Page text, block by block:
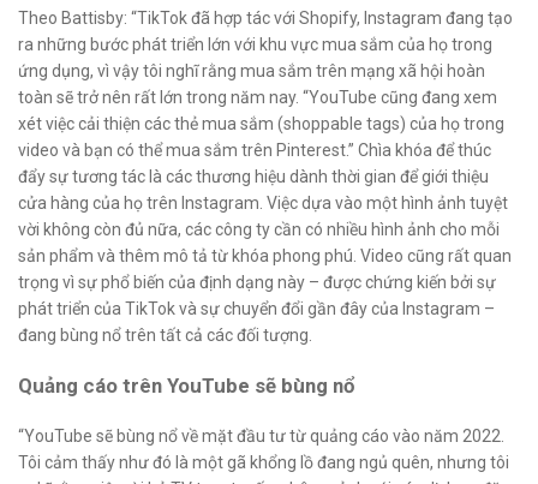
Theo Battisby: “TikTok đã hợp tác với Shopify, Instagram đang tạo
ra những bước phát triển lớn với khu vực mua sắm của họ trong
ứng dụng, vì vậy tôi nghĩ rằng mua sắm trên mạng xã hội hoàn
toàn sẽ trở nên rất lớn trong năm nay. “YouTube cũng đang xem
xét việc cải thiện các thẻ mua sắm (shoppable tags) của họ trong
video và bạn có thể mua sắm trên Pinterest.” Chìa khóa để thúc
đẩy sự tương tác là các thương hiệu dành thời gian để giới thiệu
cửa hàng của họ trên Instagram. Việc dựa vào một hình ảnh tuyệt
vời không còn đủ nữa, các công ty cần có nhiều hình ảnh cho mỗi
sản phẩm và thêm mô tả từ khóa phong phú. Video cũng rất quan
trọng vì sự phổ biến của định dạng này – được chứng kiến ​​bởi sự
phát triển của TikTok và sự chuyển đổi gần đây của Instagram –
đang bùng nổ trên tất cả các đối tượng.
Quảng cáo trên YouTube sẽ bùng nổ
“YouTube sẽ bùng nổ về mặt đầu tư từ quảng cáo vào năm 2022.
Tôi cảm thấy như đó là một gã khổng lồ đang ngủ quên, nhưng tôi